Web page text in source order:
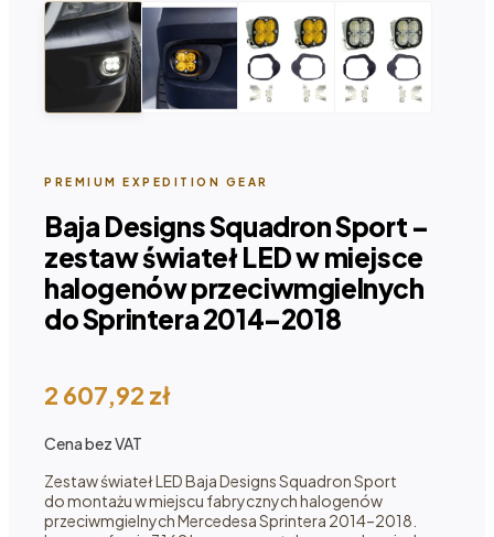
PREMIUM EXPEDITION GEAR
Baja Designs Squadron Sport –
zestaw świateł LED w miejsce
halogenów przeciwmgielnych
do Sprintera 2014–2018
2 607,92 zł
Cena bez VAT
Zestaw świateł LED Baja Designs Squadron Sport
do montażu w miejscu fabrycznych halogenów
przeciwmgielnych Mercedesa Sprintera 2014–2018.